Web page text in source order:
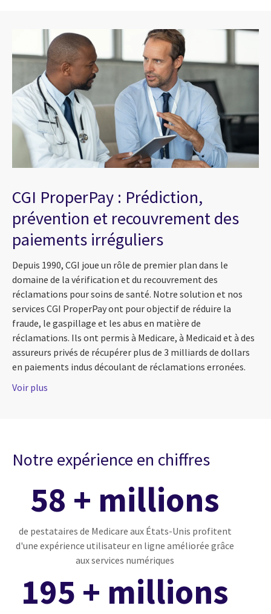
CGI ProperPay : Prédiction,
prévention et recouvrement des
paiements irréguliers
Depuis 1990, CGI joue un rôle de premier plan dans le
domaine de la vérification et du recouvrement des
réclamations pour soins de santé. Notre solution et nos
services CGI ProperPay ont pour objectif de réduire la
fraude, le gaspillage et les abus en matière de
réclamations. Ils ont permis à Medicare, à Medicaid et à des
assureurs privés de récupérer plus de 3 milliards de dollars
en paiements indus découlant de réclamations erronées.
Voir plus
Notre expérience en chiffres
58 + millions
de pestataires de Medicare aux États-Unis profitent
d'une expérience utilisateur en ligne améliorée grâce
aux services numériques
195 + millions